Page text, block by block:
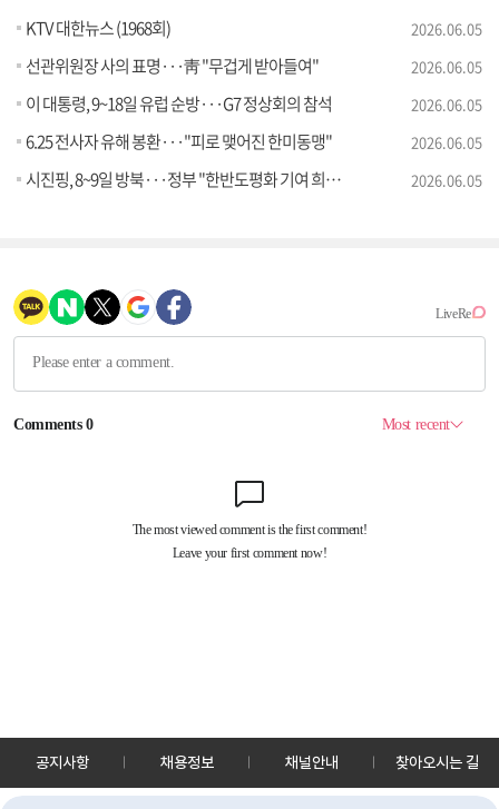
KTV 대한뉴스 (1968회) 2026.06.05
선관위원장 사의 표명···靑 "무겁게 받아들여" 2026.06.05
이 대통령, 9~18일 유럽 순방···G7 정상회의 참석 2026.06.05
6.25 전사자 유해 봉환···"피로 맺어진 한미동맹" 2026.06.05
시진핑, 8~9일 방북···정부 "한반도평화 기여 희망" 2026.06.05
공지사항 채용정보 채널안내 찾아오시는 길